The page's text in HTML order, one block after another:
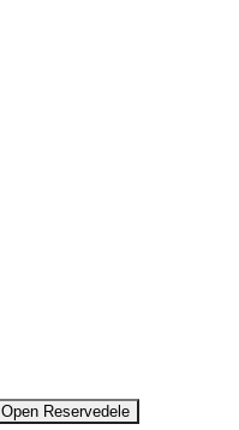
Open Reservedele